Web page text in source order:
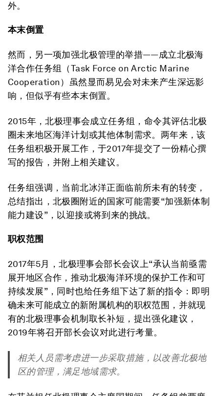
外。
本末倒置
然而，另一项加强北极管理的举措——成立北极海
洋合作任务组（Task Force on Arctic Marine
Cooperation）虽然显而易见会对未来产生深远影
响，但似乎有些本末倒置。
2015年，北极理事会成立任务组，命令其评估北极
圈未来地区海洋计划或其他体制需求。两年来，该
任务组积极开展工作，于2017年提交了一份精心撰
写的报告，并附上相关建议。
任务组强调，当前北冰洋正面临前所未有的转变，
总结指出，北极圈附近的国家可能需要“加强新体制
能力建设”，以迎接或将到来的挑战。
职权范围
2017年5月，北极理事会部长会议上“承认当前亟需
展开地区合作，推动北极海洋环境的保护工作和可
持续发展”，同时也给任务组下达了新的指令：即明
确未来可能成立的新附属机构的职权范围，并就现
有的北极理事会机制取长补短，提出强化建议，
2019年将召开部长会议对此进行考量。
相关人员需考虑进一步采取措施，以改善北极地
区的管理，满足地域需求。